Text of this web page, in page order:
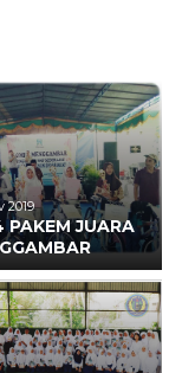
2019
PAKEM JUARA